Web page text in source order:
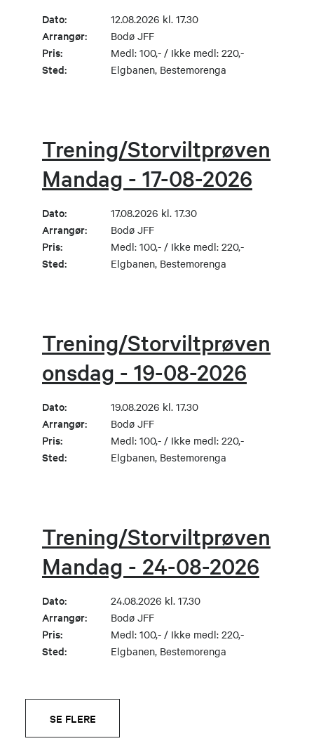
Dato: 12.08.2026 kl. 17.30
Arrangør: Bodø JFF
Pris: Medl: 100,- / Ikke medl: 220,-
Sted: Elgbanen, Bestemorenga
Trening/Storviltprøven
Mandag - 17-08-2026
Dato: 17.08.2026 kl. 17.30
Arrangør: Bodø JFF
Pris: Medl: 100,- / Ikke medl: 220,-
Sted: Elgbanen, Bestemorenga
Trening/Storviltprøven
onsdag - 19-08-2026
Dato: 19.08.2026 kl. 17.30
Arrangør: Bodø JFF
Pris: Medl: 100,- / Ikke medl: 220,-
Sted: Elgbanen, Bestemorenga
Trening/Storviltprøven
Mandag - 24-08-2026
Dato: 24.08.2026 kl. 17.30
Arrangør: Bodø JFF
Pris: Medl: 100,- / Ikke medl: 220,-
Sted: Elgbanen, Bestemorenga
SE FLERE